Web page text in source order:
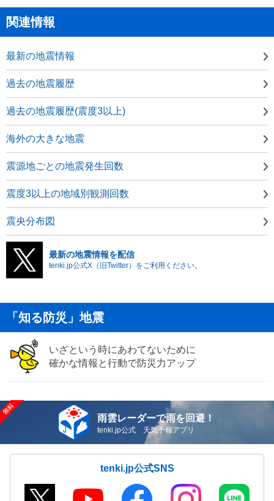
関連情報
最新の地震情報
過去の地震履歴
過去の地震履歴(震度3以上)
海外の大きな地震
震源地ごとの地震発生回数
震度3以上の地域別観測回数
震央分布図
最新の地震情報を配信
tenki.jp公式X（旧Twitter）をご利用ください。
「知る防災」地震
いざという時にあわてないために
確かな情報と行動で防災力アップ
雨雲レーダーで雨を回避！
tenki.jp公式 天気予報アプリ
tenki.jp公式SNS